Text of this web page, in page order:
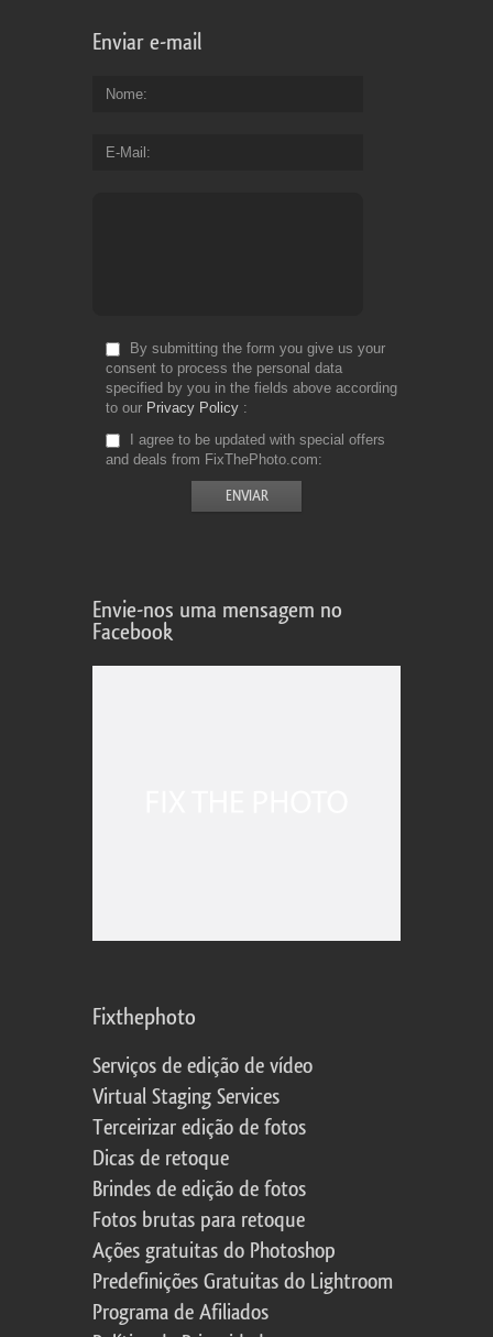
Enviar e-mail
Nome
E-Mail
By submitting the form you give us your
consent to process the personal data
specified by you in the fields above according
to our Privacy Policy
I agree to be updated with special offers
and deals from FixThePhoto.com
Envie-nos uma mensagem no
Facebook
Fixthephoto
Serviços de edição de vídeo
Virtual Staging Services
Terceirizar edição de fotos
Dicas de retoque
Brindes de edição de fotos
Fotos brutas para retoque
Ações gratuitas do Photoshop
Predefinições Gratuitas do Lightroom
Programa de Afiliados